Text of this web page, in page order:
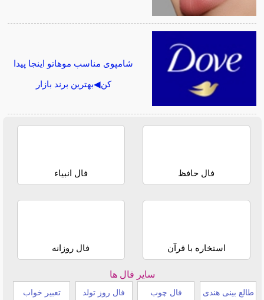
شامپوی مناسب موهاتو اینجا پیدا
کن◀بهترین برند بازار
فال حافظ فال انبیاء
استخاره با قرآن فال روزانه
سایر فال ها
طالع بینی هندی فال چوب فال روز تولد تعبیر خواب